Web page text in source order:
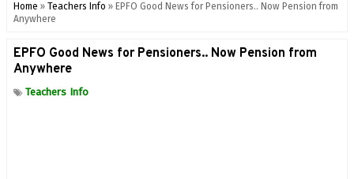
Home » Teachers Info » EPFO Good News for Pensioners.. Now Pension from
Anywhere
EPFO Good News for Pensioners.. Now Pension from
Anywhere
Teachers Info